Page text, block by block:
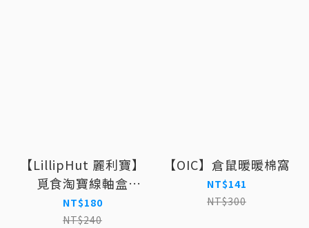
【LillipHut 麗利寶】
覓食淘寶線軸盒
#2746
NT$180
NT$240
【OIC】倉鼠暖暖棉窩
NT$141
NT$300